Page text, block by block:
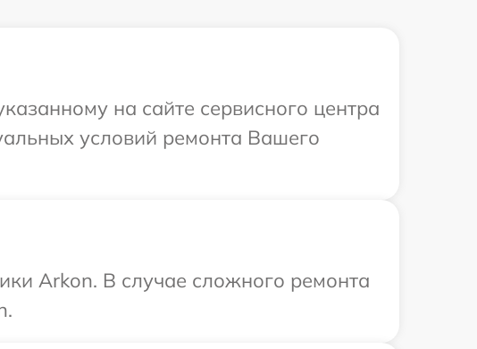
на сайте сервисного центра
условий ремонта Вашего
Arkon. В случае сложного ремонта